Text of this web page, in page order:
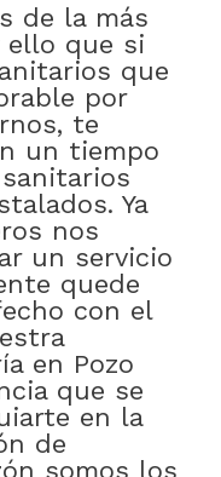
de la más
ello que si
que
por
te
un tiempo
Ya
nos
un servicio
quede
con el
en Pozo
que se
en la
de
somos los